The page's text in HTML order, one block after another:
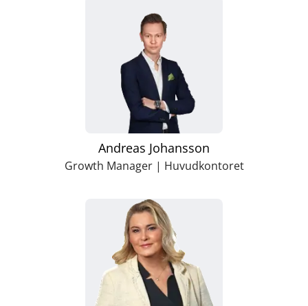
Andreas Johansson
Growth Manager | Huvudkontoret